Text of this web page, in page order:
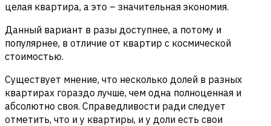
целая квартира, а это – значительная экономия.
Данный вариант в разы доступнее, а потому и
популярнее, в отличие от квартир с космической
стоимостью.
Существует мнение, что несколько долей в разных
квартирах гораздо лучше, чем одна полноценная и
абсолютно своя. Справедливости ради следует
отметить, что и у квартиры, и у доли есть свои